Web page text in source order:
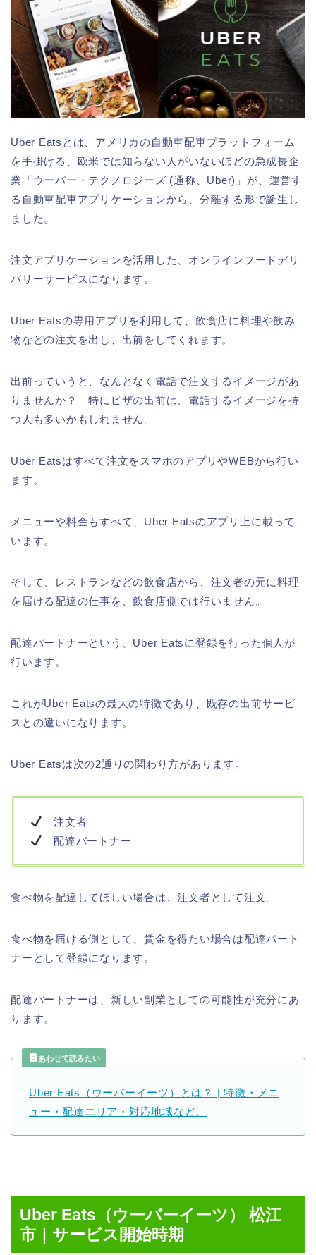
Uber Eatsとは、アメリカの自動車配車プラットフォーム
を手掛ける、欧米では知らない人がいないほどの急成長企
業「ウーバー・テクノロジーズ (通称、Uber)」が、運営す
る自動車配車アプリケーションから、分離する形で誕生し
ました。
注文アプリケーションを活用した、オンラインフードデリ
バリーサービスになります。
Uber Eatsの専用アプリを利用して、飲食店に料理や飲み
物などの注文を出し、出前をしてくれます。
出前っていうと、なんとなく電話で注文するイメージがあ
りませんか？ 特にピザの出前は、電話するイメージを持
つ人も多いかもしれません。
Uber Eatsはすべて注文をスマホのアプリやWEBから行い
ます。
メニューや料金もすべて、Uber Eatsのアプリ上に載って
います。
そして、レストランなどの飲食店から、注文者の元に料理
を届ける配達の仕事を、飲食店側では行いません。
配達パートナーという、Uber Eatsに登録を行った個人が
行います。
これがUber Eatsの最大の特徴であり、既存の出前サービ
スとの違いになります。
Uber Eatsは次の2通りの関わり方があります。
注文者
配達パートナー
食べ物を配達してほしい場合は、注文者として注文。
食べ物を届ける側として、賃金を得たい場合は配達パート
ナーとして登録になります。
配達パートナーは、新しい副業としての可能性が充分にあ
ります。
あわせて読みたい
Uber Eats（ウーバーイーツ）とは？ | 特徴・メニ
ュー・配達エリア・対応地域など。
Uber Eats（ウーバーイーツ） 松江
市｜サービス開始時期